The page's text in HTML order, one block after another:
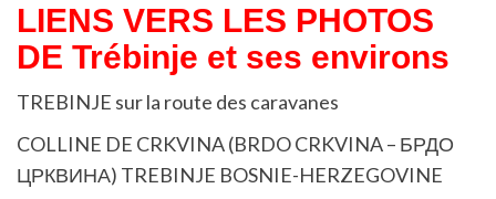
LIENS VERS LES PHOTOS
DE Trébinje et ses environs
TREBINJE sur la route des caravanes
COLLINE DE CRKVINA (BRDO CRKVINA – БРДО
ЦРКВИНА) TREBINJE BOSNIE-HERZEGOVINE